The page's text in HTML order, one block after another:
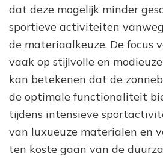
dat deze mogelijk minder
sportieve activiteiten
de materiaalkeuze. De focus
vaak op stijlvolle en
kan betekenen dat de
de optimale functionaliteit
tijdens intensieve
van luxueuze materialen en
ten koste gaan van de